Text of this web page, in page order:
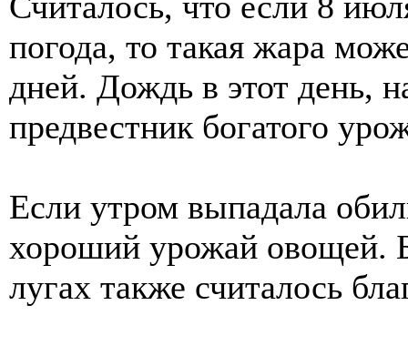
погода, то такая жара
дней. Дождь в этот день,
предвестник богатого
Если утром выпадала
хороший урожай овощей.
лугах также считалось